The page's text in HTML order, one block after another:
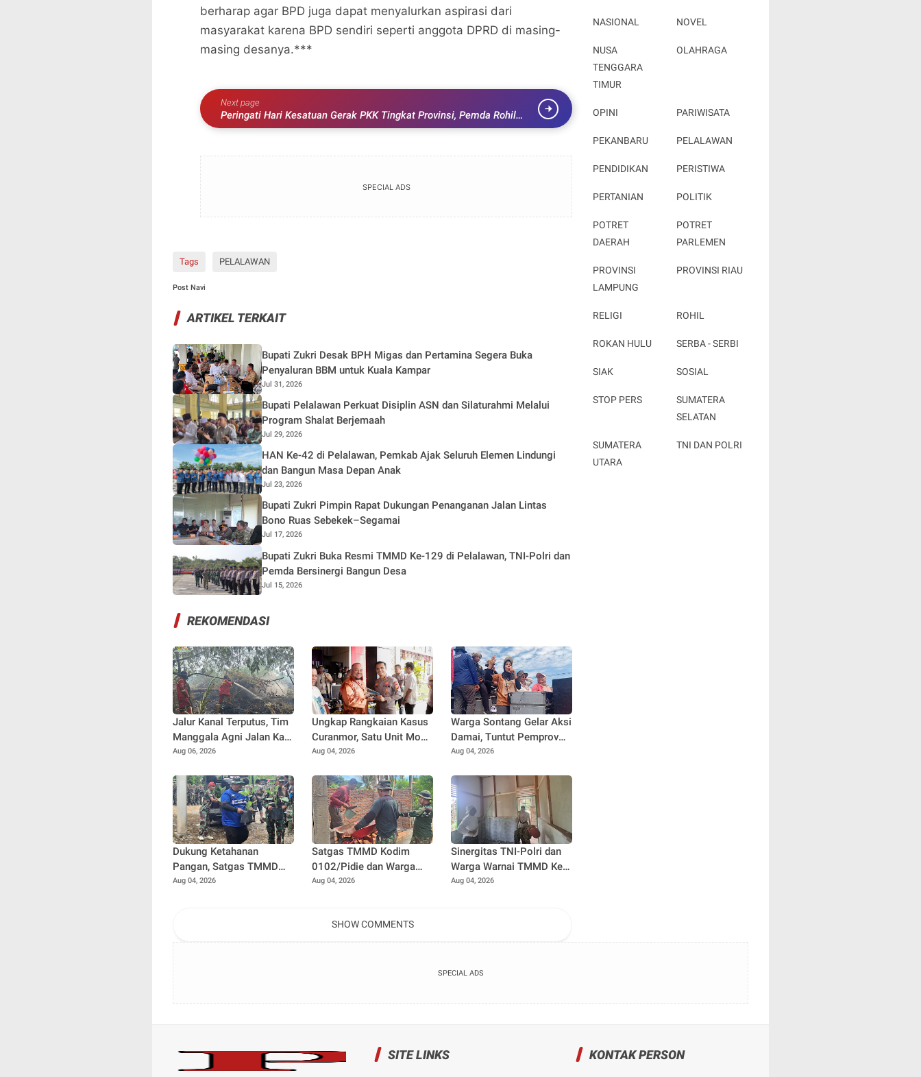
berharap agar BPD juga dapat menyalurkan aspirasi dari
masyarakat karena BPD sendiri seperti anggota DPRD di masing-
masing desanya.***
Next page
Peringati Hari Kesatuan Gerak PKK Tingkat Provinsi, Pemda Rohil
Adakan Perlombaan
SPECIAL ADS
Tags PELALAWAN
Post Navi
ARTIKEL TERKAIT
Bupati Zukri Desak BPH Migas dan Pertamina Segera Buka
Penyaluran BBM untuk Kuala Kampar
Jul 31, 2026
Bupati Pelalawan Perkuat Disiplin ASN dan Silaturahmi Melalui
Program Shalat Berjemaah
Jul 29, 2026
HAN Ke-42 di Pelalawan, Pemkab Ajak Seluruh Elemen Lindungi
dan Bangun Masa Depan Anak
Jul 23, 2026
Bupati Zukri Pimpin Rapat Dukungan Penanganan Jalan Lintas
Bono Ruas Sebekek–Segamai
Jul 17, 2026
Bupati Zukri Buka Resmi TMMD Ke-129 di Pelalawan, TNI-Polri dan
Pemda Bersinergi Bangun Desa
Jul 15, 2026
REKOMENDASI
Jalur Kanal Terputus, Tim
Manggala Agni Jalan Kaki
2 Km Padamkan Karhutla
Aug 06, 2026
Ungkap Rangkaian Kasus
Curanmor, Satu Unit Mobil
L300 dan 5 Unit Sepeda
Aug 04, 2026
Warga Sontang Gelar Aksi
Damai, Tuntut Pemprov
Riau Segera Benahi Jalan
Aug 04, 2026
Dukung Ketahanan
Pangan, Satgas TMMD
Kodim 0102/Pidie
Aug 04, 2026
Satgas TMMD Kodim
0102/Pidie dan Warga
Kebut Pembangunan MCK,
Aug 04, 2026
Sinergitas TNI-Polri dan
Warga Warnai TMMD Ke-
129 Kodim 0102/Pidie,
Aug 04, 2026
SHOW COMMENTS
NASIONAL NOVEL
NUSA
TENGGARA
TIMUR
OLAHRAGA
OPINI PARIWISATA
PEKANBARU PELALAWAN
PENDIDIKAN PERISTIWA
PERTANIAN POLITIK
POTRET
DAERAH
POTRET
PARLEMEN
PROVINSI
LAMPUNG
PROVINSI RIAU
RELIGI ROHIL
ROKAN HULU SERBA - SERBI
SIAK SOSIAL
STOP PERS
SUMATERA
SELATAN
SUMATERA
UTARA
TNI DAN POLRI
SPECIAL ADS
SITE LINKS KONTAK PERSON